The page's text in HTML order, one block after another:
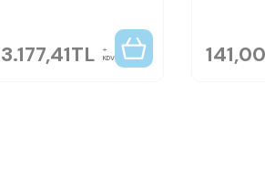
3.177,41TL KDV 141,00